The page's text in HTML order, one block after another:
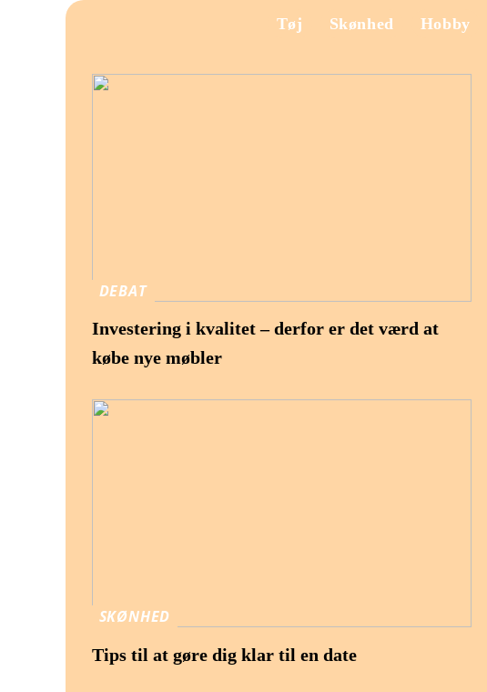
Tøj Skønhed Hobby
DEBAT
Investering i kvalitet – derfor er det værd at
købe nye møbler
SKØNHED
Tips til at gøre dig klar til en date